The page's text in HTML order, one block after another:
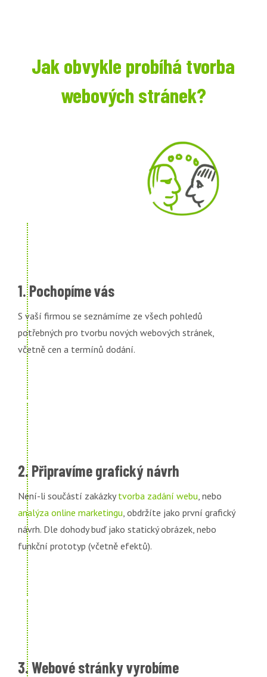
Jak obvykle probíhá tvorba
webových stránek?
1. Pochopíme vás
S vaší firmou se seznámíme ze všech pohledů
potřebných pro tvorbu nových webových stránek,
včetně cen a termínů dodání.
2. Připravíme grafický návrh
Není-li součástí zakázkytvorba zadání webu, nebo
analýza online marketingu, obdržíte jako první grafický
návrh. Dle dohody buď jako statický obrázek, nebo
funkční prototyp (včetně efektů).
3. Webové stránky vyrobíme